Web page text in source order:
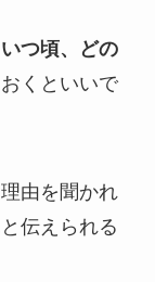
いつ頃、どの
くといいで
由を聞かれ
伝えられる